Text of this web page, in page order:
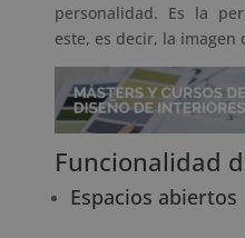
personalidad. Es la
este, es decir, la imagen
Funcionalidad
Espacios abiertos